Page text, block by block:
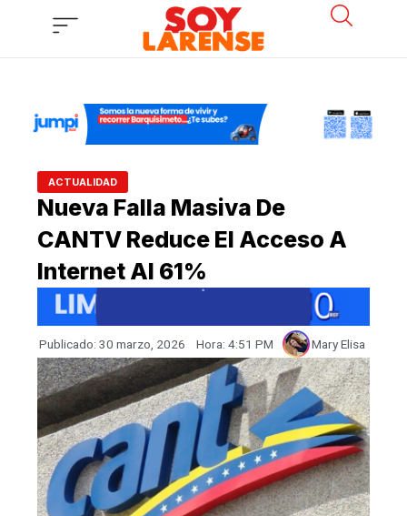
ACTUALIDAD
Nueva Falla Masiva De
CANTV Reduce El Acceso A
Internet Al 61%
Publicado:30 marzo, 2026 Hora: 4:51 PM Mary Elisa